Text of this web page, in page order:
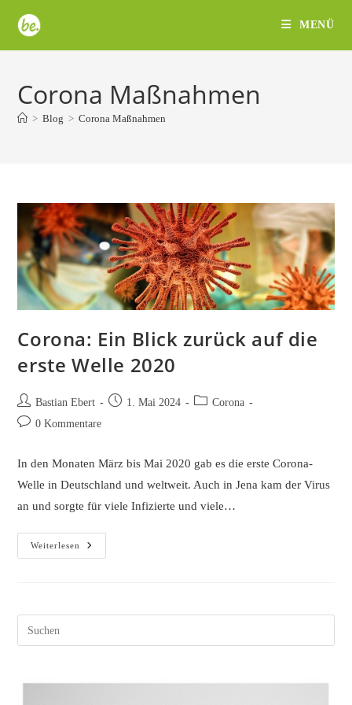
Inhalt
springen
MENÜ
Corona Maßnahmen
> Blog > Corona Maßnahmen
Corona: Ein Blick zurück auf die
erste Welle 2020
Beitrags-
Autor:
Bastian Ebert
Beitrag1. Mai 2024
Beitrags-
Corona
Beitrags-0 Kommentare
In den Monaten März bis Mai 2020 gab es die erste Corona-
Welle in Deutschland und weltweit. Auch in Jena kam der Virus
an und sorgte für viele Infizierte und viele…
Weiterlesen
Corona:
Ein
Erste